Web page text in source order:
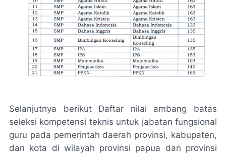
Selanjutnya berikut Daftar nilai ambang batas
seleksi kompetensi teknis untuk jabatan fungsional
guru pada pemerintah daerah provinsi, kabupaten,
dan kota di wilayah provinsi papua dan provinsi